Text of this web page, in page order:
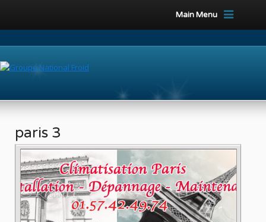
Main Menu
paris 3